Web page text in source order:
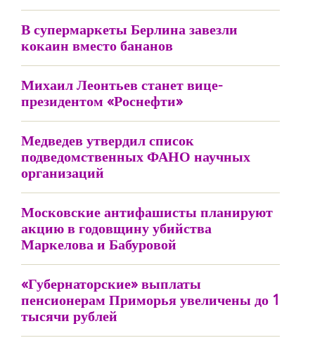
В супермаркеты Берлина завезли
кокаин вместо бананов
Михаил Леонтьев станет вице-
президентом «Роснефти»
Медведев утвердил список
подведомственных ФАНО научных
организаций
Московские антифашисты планируют
акцию в годовщину убийства
Маркелова и Бабуровой
«Губернаторские» выплаты
пенсионерам Приморья увеличены до 1
тысячи рублей